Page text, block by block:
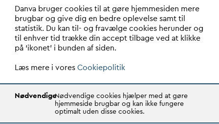
Skabelon for eftergivelse af statsligvandafgift
Tilslutningsbidrag i landzone og
skønnet bebyggelsesprocent
Danva bruger cookies til at gøre hjemmesiden mere
brugbar og give dig en bedre oplevelse samt til
statistik. Du kan til- og fravælge cookies herunder og
til enhver tid trække din accept tilbage ved at klikke
på ‘ikonet’ i bunden af siden.
Læs mere i voresCookiepolitik
NødvendigeNødvendige cookies hjælper med at gøre
hjemmeside brugbar og kan ikke fungere
optimalt uden disse cookies.